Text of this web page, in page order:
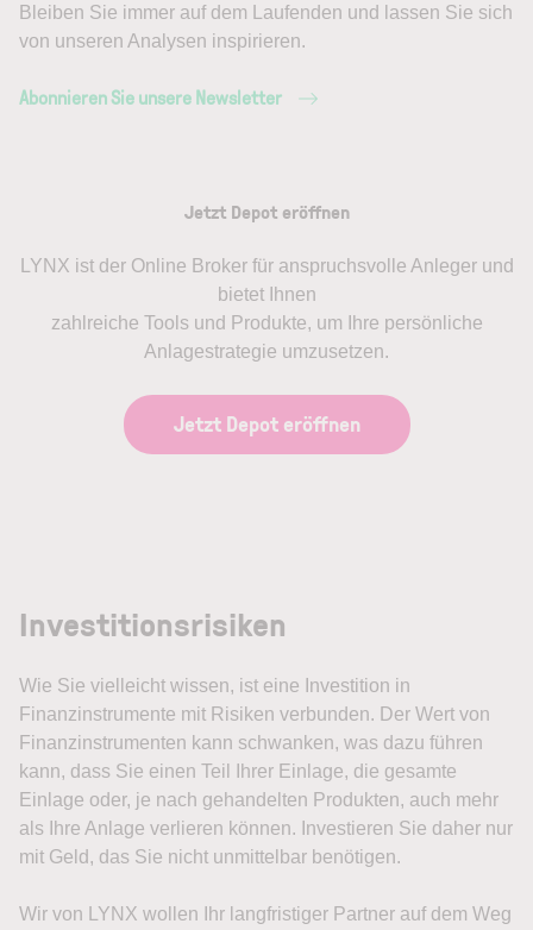
Bleiben Sie immer auf dem Laufenden und lassen Sie sich
von unseren Analysen inspirieren.
Abonnieren Sie unsere Newsletter
Jetzt Depot eröffnen
LYNX ist der Online Broker für anspruchsvolle Anleger und
bietet Ihnen
zahlreiche Tools und Produkte, um Ihre persönliche
Anlagestrategie umzusetzen.
Jetzt Depot eröffnen
Investitionsrisiken
Wie Sie vielleicht wissen, ist eine Investition in
Finanzinstrumente mit Risiken verbunden. Der Wert von
Finanzinstrumenten kann schwanken, was dazu führen
kann, dass Sie einen Teil Ihrer Einlage, die gesamte
Einlage oder, je nach gehandelten Produkten, auch mehr
als Ihre Anlage verlieren können. Investieren Sie daher nur
mit Geld, das Sie nicht unmittelbar benötigen.
Wir von LYNX wollen Ihr langfristiger Partner auf dem Weg